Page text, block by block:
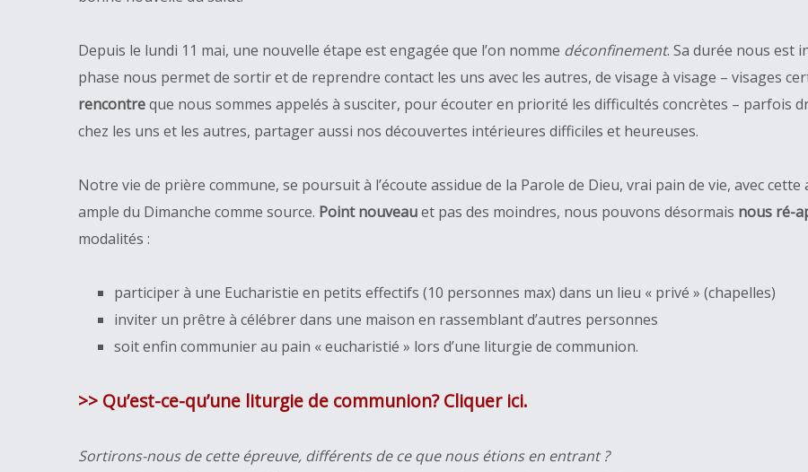
Depuis le lundi 11 mai, une nouvelle étape est engagée que l’on nomme déconfinement. Sa durée nous est
phase nous permet de sortir et de reprendre contact les uns avec les autres, de visage à visage – visages
rencontreque nous sommes appelés à susciter, pour écouter en priorité les difficultés concrètes – parfois
chez les uns et les autres, partager aussi nos découvertes intérieures difficiles et heureuses.
Notre vie de prière commune, se poursuit à l’écoute assidue de la Parole de Dieu, vrai pain de vie, avec
ample du Dimanche comme source. Point nouveauet pas des moindres, nous pouvons désormais nous ré-
modalités :
participer à une Eucharistie en petits effectifs (10 personnes max) dans un lieu « privé » (chapelles)
inviter un prêtre à célébrer dans une maison en rassemblant d’autres personnes
soit enfin communier au pain « eucharistié » lors d’une liturgie de communion.
>> Qu’est-ce-qu’une liturgie de communion? Cliquer ici.
Sortirons-nous de cette épreuve, différents de ce que nous étions en entrant ?